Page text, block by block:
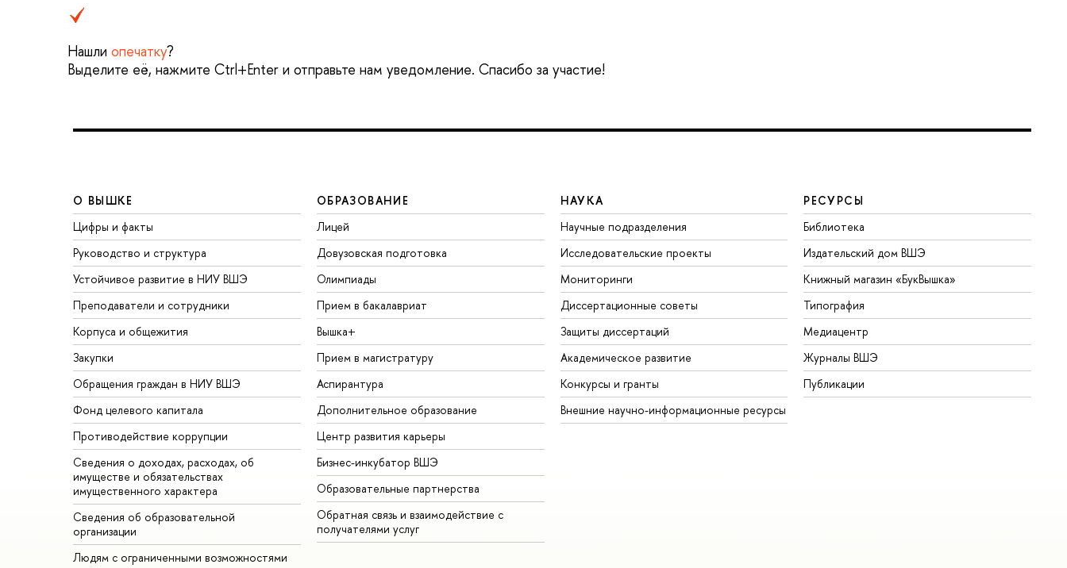
Нашли опечатку?
Выделите её, нажмите Ctrl+Enter и отправьте нам уведомление. Спасибо за участие!
О ВЫШКЕ
Цифры и факты
Руководство и структура
Устойчивое развитие в НИУ ВШЭ
Преподаватели и сотрудники
Корпуса и общежития
Закупки
Обращения граждан в НИУ ВШЭ
Фонд целевого капитала
Противодействие коррупции
Сведения о доходах, расходах, об
имуществе и обязательствах
имущественного характера
Сведения об образовательной
организации
Людям с ограниченными возможностями
ОБРАЗОВАНИЕ
Лицей
Довузовская подготовка
Олимпиады
Прием в бакалавриат
Вышка+
Прием в магистратуру
Аспирантура
Дополнительное образование
Центр развития карьеры
Бизнес-инкубатор ВШЭ
Образовательные партнерства
Обратная связь и взаимодействие с
получателями услуг
НАУКА
Научные подразделения
Исследовательские проекты
Мониторинги
Диссертационные советы
Защиты диссертаций
Академическое развитие
Конкурсы и гранты
Внешние научно-информационные ресурсы
РЕСУРСЫ
Библиотека
Издательский дом ВШЭ
Книжный магазин «БукВышка»
Типография
Медиацентр
Журналы ВШЭ
Публикации